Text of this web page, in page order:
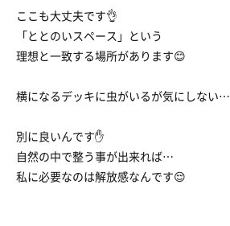
ここも大丈夫です👌
「ととのいスペース」という
理想と一致する場所があります😊
横になるデッキに虫がいるが気にしない…
別に良いんです✋
自然の中で整う事が出来れば…
私に必要なのは解放感なんです😌